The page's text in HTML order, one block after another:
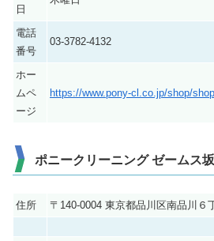
日
電話
番号
03-3782-4132
ホー
ムペ
ージ
https://www.pony-cl.co.jp/shop/
ポニークリーニング ゼームス
住所 〒140-0004 東京都品川区南品川